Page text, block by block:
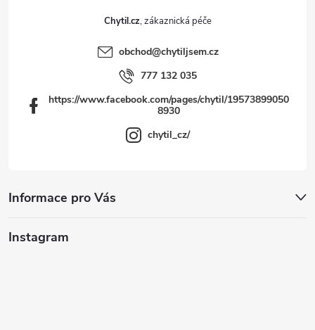
Chytil.cz
obchod@chytiljsem.cz
777 132 035
https://www.facebook.com/pages/chytil/19573899050
8930
chytil_cz/
Informace pro Vás
Instagram